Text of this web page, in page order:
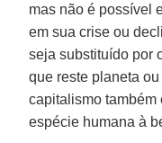
mas não é possível
em sua crise ou
seja substituído por
que reste planeta
capitalismo também
espécie humana à